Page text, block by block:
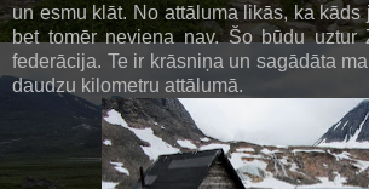
un esmu klāt. No attāluma likās, ka kāds
bet tomēr neviena nav. Šo būdu uztur
federācija. Te ir krāsniņa un sagādāta
daudzu kilometru attālumā.